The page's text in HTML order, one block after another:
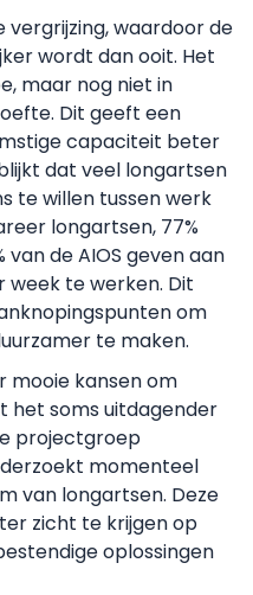
waardoor de
wordt dan ooit. Het
maar nog niet in
Dit geeft een
capaciteit beter
dat veel longartsen
te willen tussen werk
longartsen, 77%
van de AIOS geven aan
week te werken. Dit
om
te maken.
mooie kansen om
het soms uitdagender
projectgroep
momenteel
van longartsen. Deze
zicht te krijgen op
oplossingen